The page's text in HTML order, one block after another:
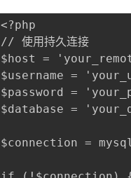
<?php
// 使用持久连接
$host =
$username =
$password =
$database =
$connection =